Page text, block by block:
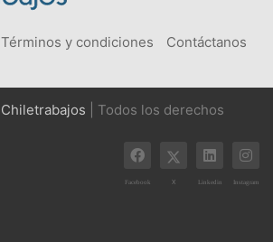
Términos y condiciones
Contáctanos
Chiletrabajos | Todos los derechos
Facebook X Linkedin Instagram